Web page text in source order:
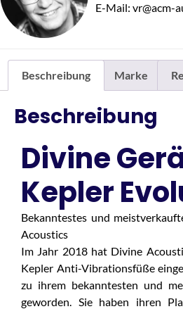
E-Mail: vr@acm-
Beschreibung Marke
Beschreibung
Divine
Kepler
Bekanntestes und
Acoustics
Im Jahr 2018 hat Divine
Kepler Anti-Vibrationsfüße
zu ihrem bekanntesten und
geworden. Sie haben ihren